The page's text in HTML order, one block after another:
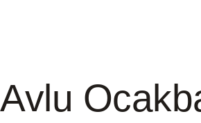
Avlu